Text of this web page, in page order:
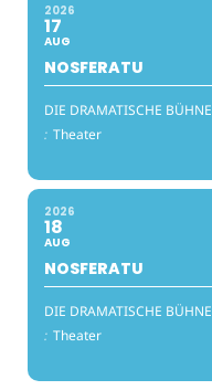
2026
17
AUG
NOSFERATU
DIE DRAMATISCHE BÜHNE
: Theater
2026
18
AUG
NOSFERATU
DIE DRAMATISCHE BÜHNE
: Theater